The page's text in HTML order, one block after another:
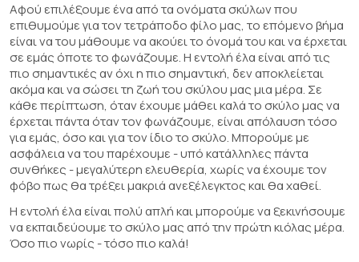
Αφού επιλέξουμε ένα από τα ονόματα σκύλων που
επιθυμούμε για τον τετράποδο φίλο μας, το επόμενο βήμα
είναι να του μάθουμε να ακούει το όνομά του και να έρχεται
σε εμάς όποτε το φωνάζουμε. Η εντολή έλα είναι από τις
πιο σημαντικές αν όχι η πιο σημαντική, δεν αποκλείεται
ακόμα και να σώσει τη ζωή του σκύλου μας μια μέρα. Σε
κάθε περίπτωση, όταν έχουμε μάθει καλά το σκύλο μας να
έρχεται πάντα όταν τον φωνάζουμε, είναι απόλαυση τόσο
για εμάς, όσο και για τον ίδιο το σκύλο. Μπορούμε με
ασφάλεια να του παρέχουμε - υπό κατάλληλες πάντα
συνθήκες - μεγαλύτερη ελευθερία, χωρίς να έχουμε τον
φόβο πως θα τρέξει μακριά ανεξέλεγκτος και θα χαθεί.
H εντολή έλα είναι πολύ απλή και μπορούμε να ξεκινήσουμε
να εκπαιδεύουμε το σκύλο μας από την πρώτη κιόλας μέρα.
Όσο πιο νωρίς - τόσο πιο καλά!